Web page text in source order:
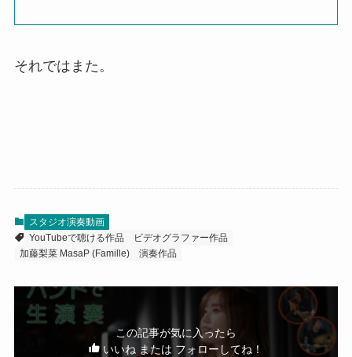
それではまた。
スタジオ演奏動画
YouTubeで聴ける作品
ビデオグラファー作品
加藤梨菜 MasaP (Famille)
演奏作品
この記事が気に入ったら
いいね または フォローしてね！